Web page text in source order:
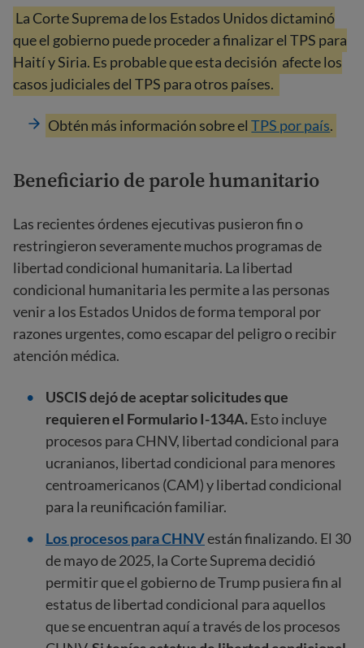
La Corte Suprema de los Estados Unidos dictaminó
que el gobierno puede proceder a finalizar el TPS para
Haití y Siria. Es probable que esta decisión afecte los
casos judiciales del TPS para otros países.
Obtén más información sobre elTPS por país.
Beneficiario de parole humanitario
Las recientes órdenes ejecutivas pusieron fin o
restringieron severamente muchos programas de
libertad condicional humanitaria. La libertad
condicional humanitaria les permite a las personas
venir a los Estados Unidos de forma temporal por
razones urgentes, como escapar del peligro o recibir
atención médica.
USCIS dejó de aceptar solicitudes que
requieren el Formulario I-134A.Esto incluye
procesos para CHNV, libertad condicional para
ucranianos, libertad condicional para menores
centroamericanos (CAM) y libertad condicional
para la reunificación familiar.
Los procesos para CHNVestán finalizando. El 30
de mayo de 2025, la Corte Suprema decidió
permitir que el gobierno de Trump pusiera fin al
estatus de libertad condicional para aquellos
que se encuentran aquí a través de los procesos